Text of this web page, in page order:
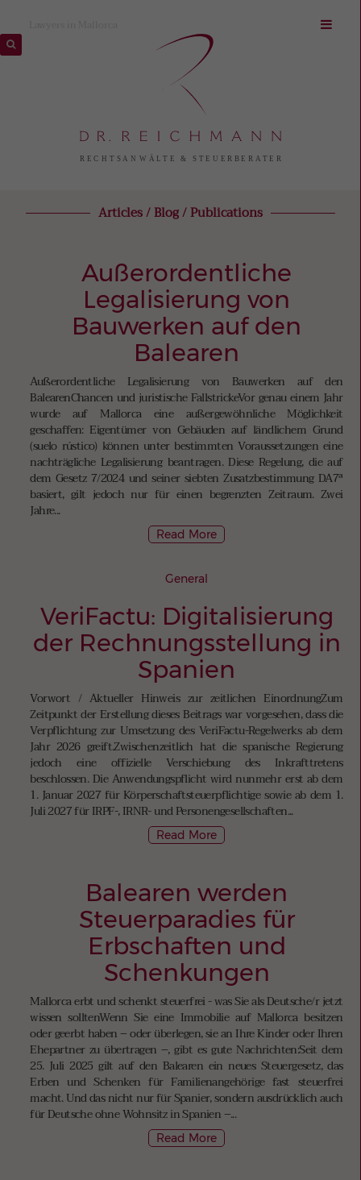
Articles / Blog / Publications
Außerordentliche
Legalisierung von
Bauwerken auf den
Balearen
Außerordentliche Legalisierung von Bauwerken auf den
BalearenChancen und juristische FallstrickeVor genau einem Jahr
wurde auf Mallorca eine außergewöhnliche Möglichkeit
geschaffen: Eigentümer von Gebäuden auf ländlichem Grund
(suelo rústico) können unter bestimmten Voraussetzungen eine
nachträgliche Legalisierung beantragen. Diese Regelung, die auf
dem Gesetz 7/2024 und seiner siebten Zusatzbestimmung DA7ª
basiert, gilt jedoch nur für einen begrenzten Zeitraum. Zwei
Jahre...
Read More
General
VeriFactu: Digitalisierung
der Rechnungsstellung in
Spanien
Vorwort / Aktueller Hinweis zur zeitlichen EinordnungZum
Zeitpunkt der Erstellung dieses Beitrags war vorgesehen, dass die
Verpflichtung zur Umsetzung des VeriFactu-Regelwerks ab dem
Jahr 2026 greift.Zwischenzeitlich hat die spanische Regierung
jedoch eine offizielle Verschiebung des Inkrafttretens
beschlossen. Die Anwendungspflicht wird nunmehr erst ab dem
1. Januar 2027 für Körperschaftsteuerpflichtige sowie ab dem 1.
Juli 2027 für IRPF-, IRNR- und Personengesellschaften...
Read More
Balearen werden
Steuerparadies für
Erbschaften und
Schenkungen
Mallorca erbt und schenkt steuerfrei - was Sie als Deutsche/r jetzt
wissen solltenWenn Sie eine Immobilie auf Mallorca besitzen
oder geerbt haben – oder überlegen, sie an Ihre Kinder oder Ihren
Ehepartner zu übertragen –, gibt es gute Nachrichten:Seit dem
25. Juli 2025 gilt auf den Balearen ein neues Steuergesetz, das
Erben und Schenken für Familienangehörige fast steuerfrei
macht. Und das nicht nur für Spanier, sondern ausdrücklich auch
für Deutsche ohne Wohnsitz in Spanien –...
Read More